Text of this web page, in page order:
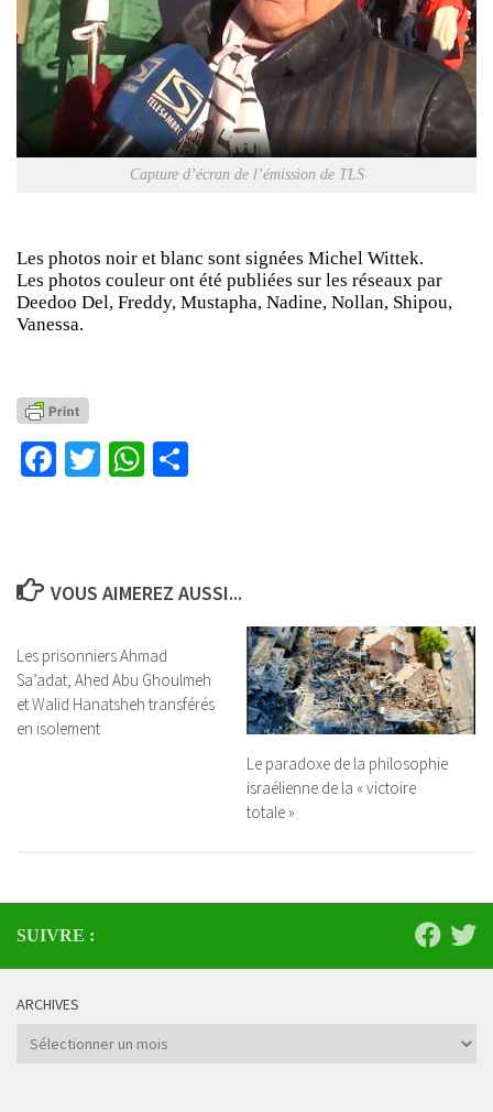
Capture d’écran de l’émission de TLS
Les photos noir et blanc sont signées Michel Wittek.
Les photos couleur ont été publiées sur les réseaux par
Deedoo Del, Freddy, Mustapha, Nadine, Nollan, Shipou,
Vanessa.
Facebook
TwitterWhatsApp
VOUS AIMEREZ AUSSI...
Les prisonniers Ahmad
Sa’adat, Ahed Abu Ghoulmeh
et Walid Hanatsheh transférés
en isolement
Le paradoxe de la philosophie
israélienne de la « victoire
totale »
SUIVRE :
ARCHIVES
Archives